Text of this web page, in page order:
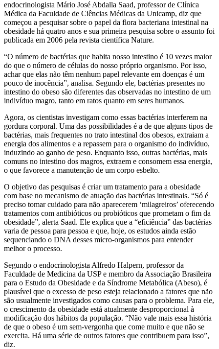
endocrinologista Mário José Abdalla Saad, professor de Clínica
Médica da Faculdade de Ciências Médicas da Unicamp, diz que
começou a pesquisar sobre o papel da flora bacteriana intestinal na
obesidade há quatro anos e sua primeira pesquisa sobre o assunto foi
publicada em 2006 pela revista científica Nature.
“O número de bactérias que habita nosso intestino é 10 vezes maior
do que o número de células do nosso próprio organismo. Por isso,
achar que elas não têm nenhum papel relevante em doenças é um
pouco de inocência”, analisa. Segundo ele, bactérias presentes no
intestino do obeso são diferentes das observadas no intestino de um
indivíduo magro, tanto em ratos quanto em seres humanos.
Agora, os cientistas investigam como essas bactérias interferem na
gordura corporal. Uma das possibilidades é a de que alguns tipos de
bactérias, mais frequentes no trato intestinal dos obesos, extraiam a
energia dos alimentos e a repassem para o organismo do indivíduo,
induzindo ao ganho de peso. Enquanto isso, outras bactérias, mais
comuns no intestino dos magros, extraem e consomem essa energia,
o que favorece a manutenção de um corpo esbelto.
O objetivo das pesquisas é criar um tratamento para a obesidade
com base no mecanismo de atuação das bactérias intestinais. “Só é
preciso tomar cuidado para não aparecerem ‘milagreiros’ oferecendo
tratamentos com antibióticos ou probióticos que prometam o fim da
obesidade”, alerta Saad. Ele explica que a “eficiência” das bactérias
varia de pessoa para pessoa e que, hoje, os estudos ainda estão
sequenciando o DNA desses micro-organismos para entender
melhor o processo.
Segundo o endocrinologista Alfredo Halpern, professor da
Faculdade de Medicina da USP e membro da Associação Brasileira
para o Estudo da Obesidade e da Síndrome Metabólica (Abeso), é
plausível que o excesso de peso esteja relacionado a fatores que não
são usualmente investigados como causas para o problema. Para ele,
o crescimento da obesidade está atualmente desproporcional à
modificação dos hábitos da população. “Não vale mais essa história
de que o obeso é um sem-vergonha que come muito e que não se
exercita. Há uma série de outros fatores que contribuem para isso”,
diz.